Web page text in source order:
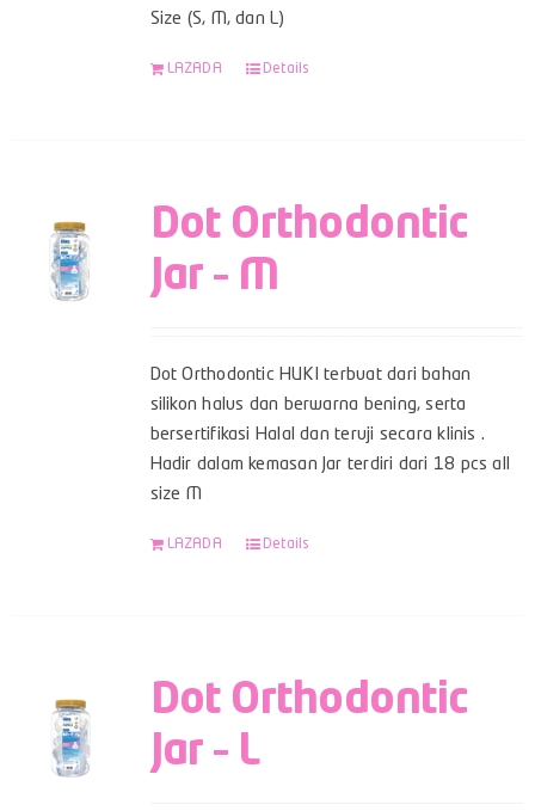
Size (S, M, dan L)
LAZADA Details
Dot Orthodontic
Jar – M
Dot Orthodontic HUKI terbuat dari bahan
silikon halus dan berwarna bening, serta
bersertifikasi Halal dan teruji secara klinis .
Hadir dalam kemasan Jar terdiri dari 18 pcs all
size M
LAZADA Details
Dot Orthodontic
Jar – L